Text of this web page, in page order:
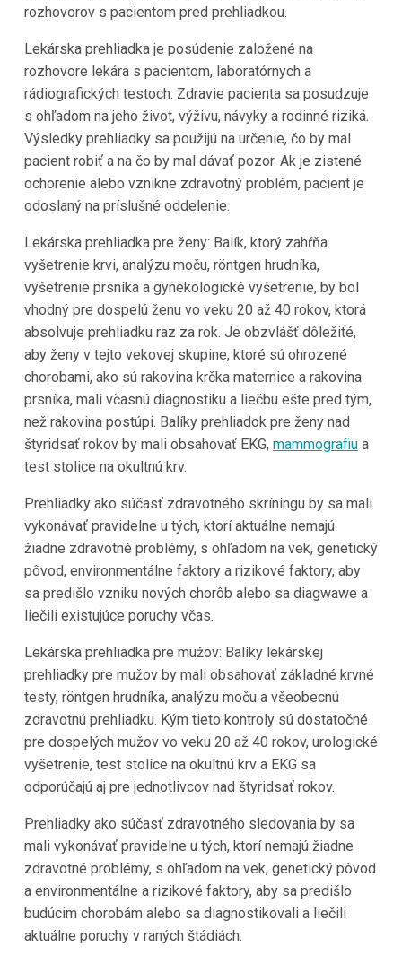
rozhovorov s pacientom pred prehliadkou.
Lekárska prehliadka je posúdenie založené na
rozhovore lekára s pacientom, laboratórnych a
rádiografických testoch. Zdravie pacienta sa posudzuje
s ohľadom na jeho život, výživu, návyky a rodinné riziká.
Výsledky prehliadky sa použijú na určenie, čo by mal
pacient robiť a na čo by mal dávať pozor. Ak je zistené
ochorenie alebo vznikne zdravotný problém, pacient je
odoslaný na príslušné oddelenie.
Lekárska prehliadka pre ženy: Balík, ktorý zahŕňa
vyšetrenie krvi, analýzu moču, röntgen hrudníka,
vyšetrenie prsníka a gynekologické vyšetrenie, by bol
vhodný pre dospelú ženu vo veku 20 až 40 rokov, ktorá
absolvuje prehliadku raz za rok. Je obzvlášť dôležité,
aby ženy v tejto vekovej skupine, ktoré sú ohrozené
chorobami, ako sú rakovina krčka maternice a rakovina
prsníka, mali včasnú diagnostiku a liečbu ešte pred tým,
než rakovina postúpi. Balíky prehliadok pre ženy nad
štyridsať rokov by mali obsahovať EKG, mammografiua
test stolice na okultnú krv.
Prehliadky ako súčasť zdravotného skríningu by sa mali
vykonávať pravidelne u tých, ktorí aktuálne nemajú
žiadne zdravotné problémy, s ohľadom na vek, genetický
pôvod, environmentálne faktory a rizikové faktory, aby
sa predišlo vzniku nových chorôb alebo sa diagwawe a
liečili existujúce poruchy včas.
Lekárska prehliadka pre mužov: Balíky lekárskej
prehliadky pre mužov by mali obsahovať základné krvné
testy, röntgen hrudníka, analýzu moču a všeobecnú
zdravotnú prehliadku. Kým tieto kontroly sú dostatočné
pre dospelých mužov vo veku 20 až 40 rokov, urologické
vyšetrenie, test stolice na okultnú krv a EKG sa
odporúčajú aj pre jednotlivcov nad štyridsať rokov.
Prehliadky ako súčasť zdravotného sledovania by sa
mali vykonávať pravidelne u tých, ktorí nemajú žiadne
zdravotné problémy, s ohľadom na vek, genetický pôvod
a environmentálne a rizikové faktory, aby sa predišlo
budúcim chorobám alebo sa diagnostikovali a liečili
aktuálne poruchy v raných štádiách.